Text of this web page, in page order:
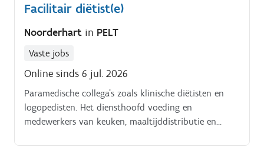
Facilitair diëtist(e)
Noorderhart in PELT
Vaste jobs
Online sinds 6 jul. 2026
Paramedische collega’s zoals klinische diëtisten en
logopedisten. Het diensthoofd voeding en
medewerkers van keuken, maaltijddistributie en